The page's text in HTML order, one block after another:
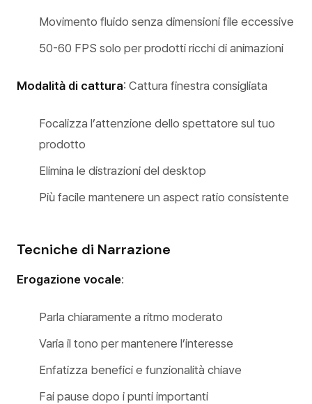
Movimento fluido senza dimensioni file eccessive
50-60 FPS solo per prodotti ricchi di animazioni
Modalità di cattura: Cattura finestra consigliata
Focalizza l’attenzione dello spettatore sul tuo
prodotto
Elimina le distrazioni del desktop
Più facile mantenere un aspect ratio consistente
Tecniche di Narrazione
Erogazione vocale:
Parla chiaramente a ritmo moderato
Varia il tono per mantenere l’interesse
Enfatizza benefici e funzionalità chiave
Fai pause dopo i punti importanti